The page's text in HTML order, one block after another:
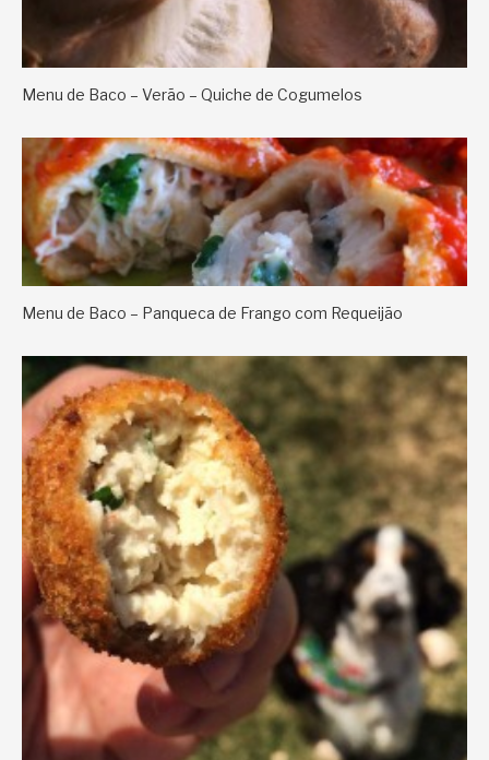
Menu de Baco – Verão – Quiche de Cogumelos
Menu de Baco – Panqueca de Frango com Requeijão